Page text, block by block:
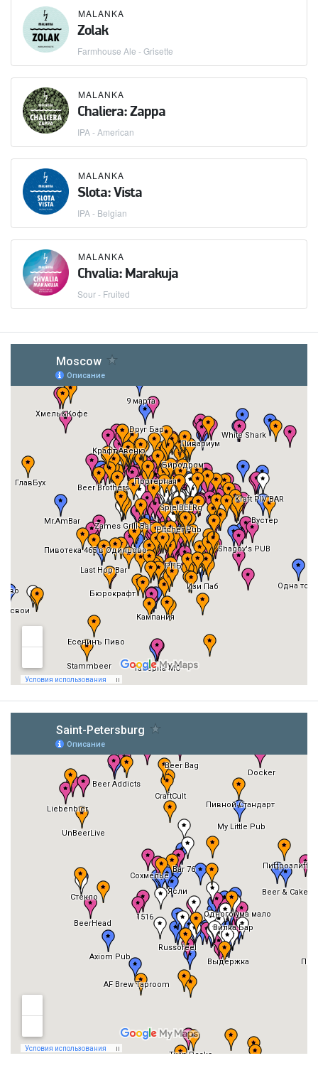
MALANKA
Zolak
Farmhouse Ale - Grisette
MALANKA
Chaliera: Zappa
IPA - American
MALANKA
Slota: Vista
IPA - Belgian
MALANKA
Chvalia: Marakuja
Sour - Fruited